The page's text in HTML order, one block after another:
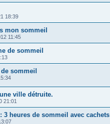
18:39
mon sommeil
11:45
de sommeil
sommeil
ville détruite.
21:01
3 heures de sommeil avec cachets